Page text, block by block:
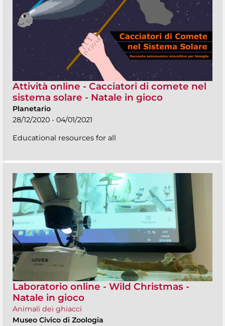
Attività online - Cacciatori di comete nel
sistema solare - Natale in gioco
Planetario
28/12/2020 - 04/01/2021
Educational resources for all
Laboratorio online - Wild Christmas -
Natale in gioco
Animali dei ghiacci
Museo Civico di Zoologia